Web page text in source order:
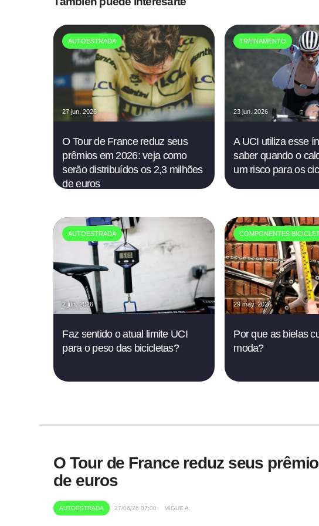
AUTOESTRADA
27 jun. 2026
O Tour de France reduz seus
prêmios em 2026: veja como
serão distribuídos os 2,3 milhões
de euros
TREINAMENTO
23 jun. 2026
A UCI utiliza esse
saber quando o
um risco para os
AUTOESTRADA
2 jun. 2026
Faz sentido o atual limite UCI
para o peso das bicicletas?
COMPONENTES
29 may. 2026
Por que as bielas
moda?
O Tour de France reduz seus
de euros
AUTOESTRADA 27/06/26 07:00 MIGUE A.